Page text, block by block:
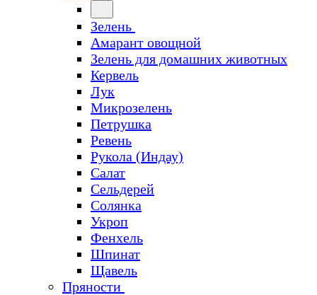
Зелень
Амарант овощной
Зелень для домашних животных
Кервель
Лук
Микрозелень
Петрушка
Ревень
Рукола (Индау)
Салат
Сельдерей
Солянка
Укроп
Фенхель
Шпинат
Щавель
Пряности